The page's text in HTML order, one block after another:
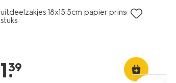
uitdeelzakjes 18x15.5cm papier prinses - 8
stuks
1.
39